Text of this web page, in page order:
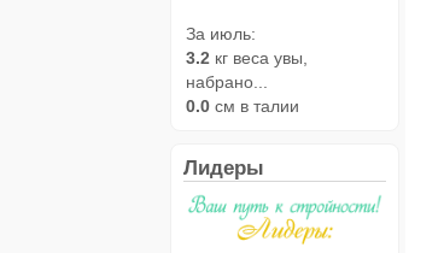
За июль:
3.2 кг веса увы,
набрано...
0.0 см в талии
Лидеры